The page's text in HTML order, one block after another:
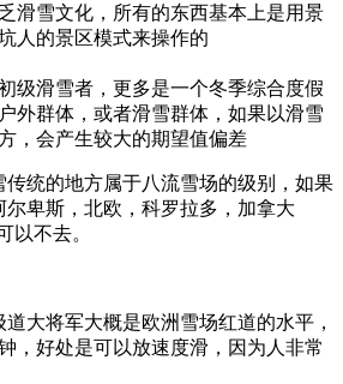
滑雪文化，所有的东西基本上是用景
人的景区模式来操作的
级滑雪者，更多是一个冬季综合度假
外群体，或者滑雪群体，如果以滑雪
，会产生较大的期望值偏差
传统的地方属于八流雪场的级别，如果
卑斯，北欧，科罗拉多，加拿大
以不去。
道大将军大概是欧洲雪场红道的水平，
，好处是可以放速度滑，因为人非常